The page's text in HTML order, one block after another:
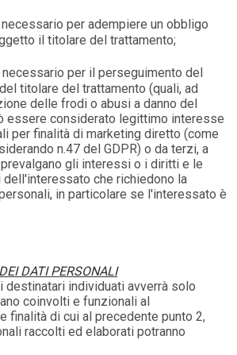
per adempiere un obbligo
il titolare del trattamento;
per il perseguimento del
titolare del trattamento (quali, ad
delle frodi o abusi a danno del
essere considerato legittimo interesse
per finalità di marketing diretto (come
n.47 del GDPR) o da terzi, a
gli interessi o i diritti e le
che richiedono la
in particolare se l'interessato è
DATI PERSONALI
destinatari individuati avverrà solo
coinvolti e funzionali al
finalità di cui al precedente punto 2,
raccolti ed elaborati potranno